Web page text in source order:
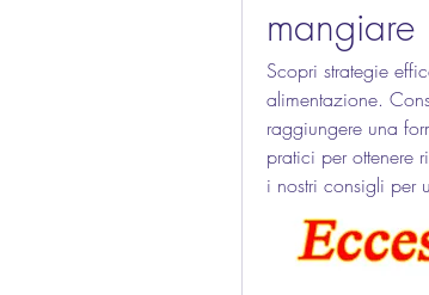
mangiare
Scopri strategie
alimentazione.
raggiungere una
pratici per ottenere
i nostri consigli per